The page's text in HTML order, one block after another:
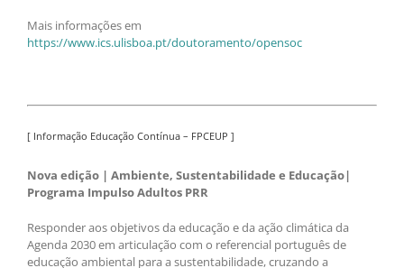
Mais informações em
https://www.ics.ulisboa.pt/doutoramento/opensoc
[ Informação Educação Contínua – FPCEUP ]
Nova edição | Ambiente, Sustentabilidade e Educação|
Programa Impulso Adultos PRR
Responder aos objetivos da educação e da ação climática da
Agenda 2030 em articulação com o referencial português de
educação ambiental para a sustentabilidade, cruzando a